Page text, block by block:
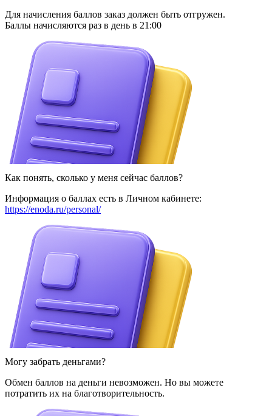
Для начисления баллов заказ должен быть отгружен.
Баллы начисляются раз в день в 21:00
Как понять, сколько у меня сейчас баллов?
Информация о баллах есть в Личном кабинете:
https://enoda.ru/personal/
Могу забрать деньгами?
Обмен баллов на деньги невозможен. Но вы можете
потратить их на благотворительность.